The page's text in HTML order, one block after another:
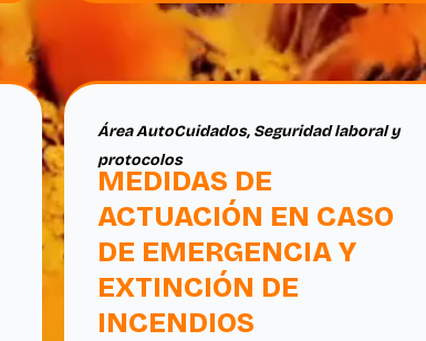
Área AutoCuidados, Seguridad laboral y
protocolos
MEDIDAS DE
ACTUACIÓN EN CASO
DE EMERGENCIA Y
EXTINCIÓN DE
INCENDIOS